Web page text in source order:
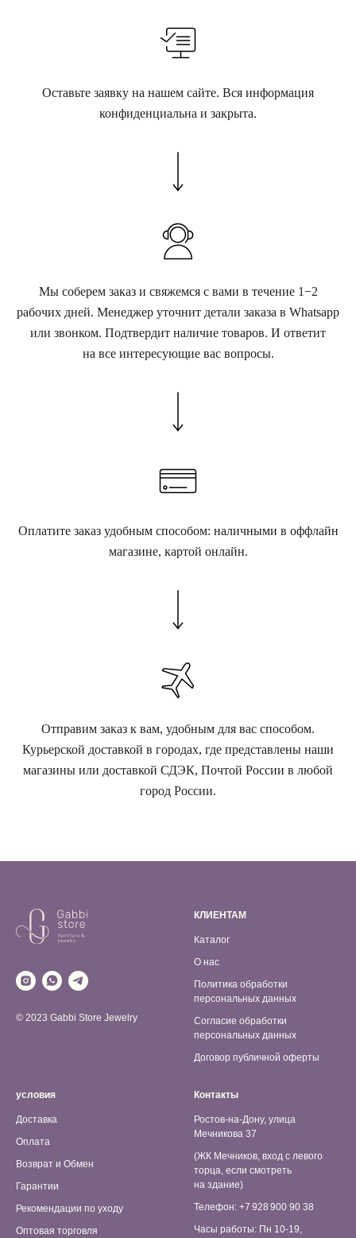
Оставьте заявку на нашем сайте. Вся информация
конфиденциальна и закрыта.
Мы соберем заказ и свяжемся с вами в течение 1−2
рабочих дней. Менеджер уточнит детали заказа в Whatsapp
или звонком. Подтвердит наличие товаров. И ответит
на все интересующие вас вопросы.
Оплатите заказ удобным способом: наличными в оффлайн
магазине, картой онлайн.
Отправим заказ к вам, удобным для вас способом.
Курьерской доставкой в городах, где представлены наши
магазины или доставкой СДЭК, Почтой России в любой
город России.
© 2023 Gabbi Store Jewelry
КЛИЕНТАМ
Каталог
О нас
Политика обработки
персональных данных
Согласие обработки
персональных данных
Договор публичной оферты
условия
Доставка
Оплата
Возврат и Обмен
Гарантии
Рекомендации по уходу
Оптовая торговля
Контакты
Ростов-на-Дону, улица
Мечникова 37
(ЖК Мечников, вход с левого
торца, если смотреть
на здание)
Телефон: +7 928 900 90 38
Часы работы: Пн 10-19,